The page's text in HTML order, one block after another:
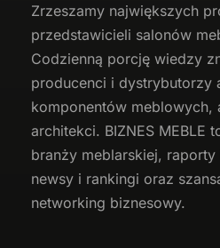
Zrzeszamy największych
przedstawicieli salonów
Codzienną porcję wiedzy
producenci i dystrybutorzy
komponentów meblowych,
architekci. BIZNES MEBLE
branży meblarskiej,
newsy i rankingi oraz
networking biznesowy.